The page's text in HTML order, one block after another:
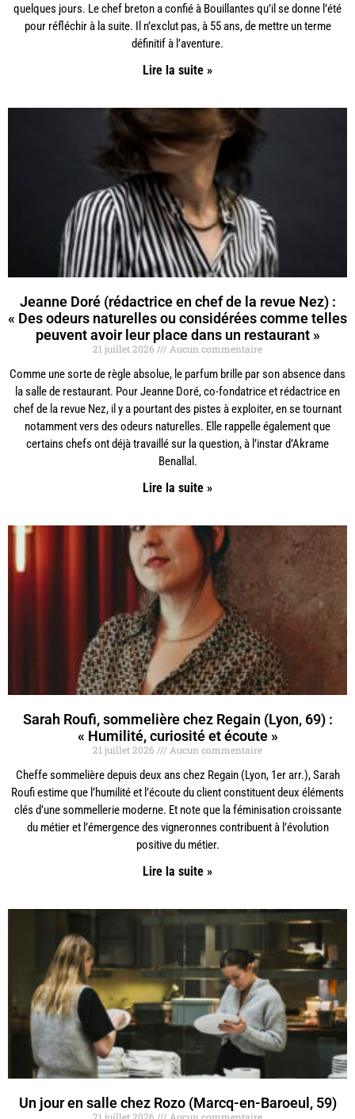
quelques jours. Le chef breton a confié à Bouillantes qu’il se donne l’été
pour réfléchir à la suite. Il n’exclut pas, à 55 ans, de mettre un terme
définitif à l’aventure.
Lire la suite »
Jeanne Doré (rédactrice en chef de la revue Nez) :
« Des odeurs naturelles ou considérées comme telles
peuvent avoir leur place dans un restaurant »
21 juillet 2026 Aucun commentaire
Comme une sorte de règle absolue, le parfum brille par son absence dans
la salle de restaurant. Pour Jeanne Doré, co-fondatrice et rédactrice en
chef de la revue Nez, il y a pourtant des pistes à exploiter, en se tournant
notamment vers des odeurs naturelles. Elle rappelle également que
certains chefs ont déjà travaillé sur la question, à l’instar d’Akrame
Benallal.
Lire la suite »
Sarah Roufi, sommelière chez Regain (Lyon, 69) :
« Humilité, curiosité et écoute »
21 juillet 2026 Aucun commentaire
Cheffe sommelière depuis deux ans chez Regain (Lyon, 1er arr.), Sarah
Roufi estime que l’humilité et l’écoute du client constituent deux éléments
clés d’une sommellerie moderne. Et note que la féminisation croissante
du métier et l’émergence des vigneronnes contribuent à l’évolution
positive du métier.
Lire la suite »
Un jour en salle chez Rozo (Marcq-en-Baroeul, 59)
21 juillet 2026 Aucun commentaire